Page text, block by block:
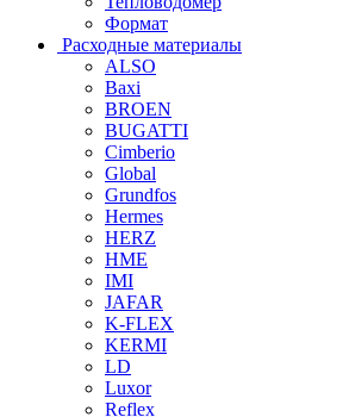
Формат
Расходные материалы
ALSO
Baxi
BROEN
BUGATTI
Cimberio
Global
Grundfos
Hermes
HERZ
HME
IMI
JAFAR
K-FLEX
KERMI
LD
Luxor
Reflex